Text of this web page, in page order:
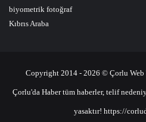
biyometrik fotoğraf
Kıbrıs Araba
Copyright 2014 - 2026 © Çorlu Web
Çorlu'da Haber tüm haberler, telif
yasaktır! https://